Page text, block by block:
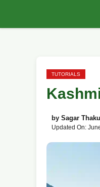
content
TUTORIALS
by Sagar
Updated On: